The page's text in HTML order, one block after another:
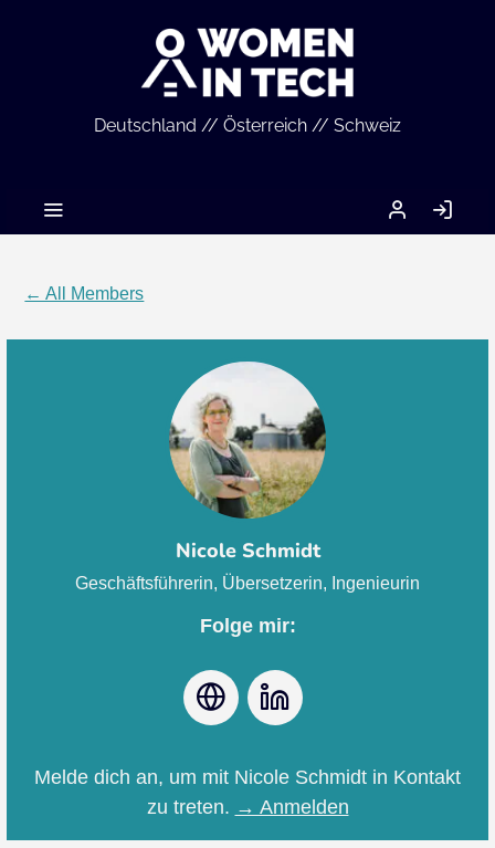
Deutschland // Österreich // Schweiz
MEIN
ACCOUNT
IN
← All Members
Nicole Schmidt
Geschäftsführerin, Übersetzerin, Ingenieurin
Folge mir:
Webseite
Melde dich an, um mit Nicole Schmidt in Kontakt
zu treten. → Anmelden